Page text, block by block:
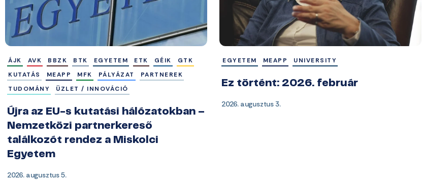
ÁJK AVK BBZK BTK EGYETEM ETK GÉIK
GTK
KUTATÁS
MEAPP MFK PÁLYÁZAT
PARTNEREK
TUDOMÁNY
ÜZLET / INNOVÁCIÓ
Újra az EU-s kutatási hálózatokban –
Nemzetközi partnerkereső
találkozót rendez a Miskolci
Egyetem
2026. augusztus 5.
EGYETEM MEAPP UNIVERSITY
Ez történt: 2026. február
2026. augusztus 3.